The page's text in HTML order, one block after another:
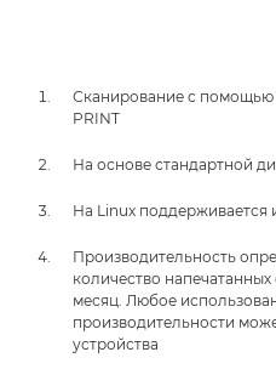
Сканирование с помощью
PRINT
На основе стандартной
На Linux поддерживается
Производительность
количество
месяц. Любое
производительности
устройства